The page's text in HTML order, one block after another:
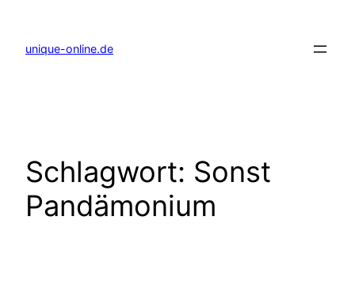
springen
unique-online.de
Schlagwort: Sonst
Pandämonium